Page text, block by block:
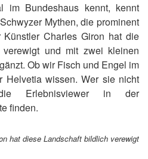
im Bundeshaus kennt, kennt
Mythen, die prominent
Charles Giron hat die
und mit zwei kleinen
Ob wir Fisch und Engel im
Helvetia wissen. Wer sie nicht
Erlebnisviewer in der
finden.
hat diese Landschaft bildlich verewigt